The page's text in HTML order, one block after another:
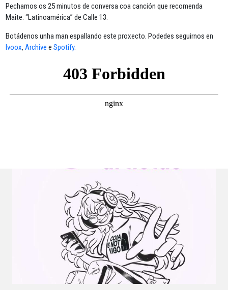
Pechamos os 25 minutos de conversa coa canción que recomenda
Maite: “Latinoamérica” de Calle 13.
Botádenos unha man espallando este proxecto. Podedes seguirnos en
Ivoox,Archive eSpotify.